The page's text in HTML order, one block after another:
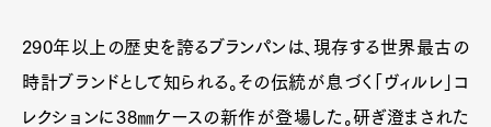
290年以上の歴史を誇るブランパンは、現存する世界最古の
時計ブランドとして知られる。その伝統が息づく「ヴィルレ」コ
レクションに38㎜ケースの新作が登場した。研ぎ澄まされた